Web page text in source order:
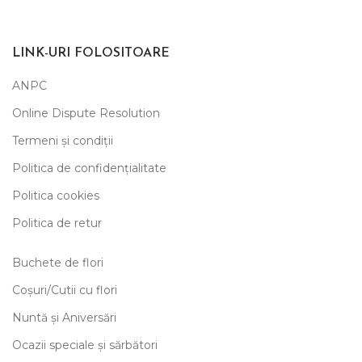
LINK-URI FOLOSITOARE
ANPC
Online Dispute Resolution
Termeni și condiții
Politica de confidențialitate
Politica cookies
Politica de retur
Buchete de flori
Coșuri/Cutii cu flori
Nuntă și Aniversări
Ocazii speciale și sărbători